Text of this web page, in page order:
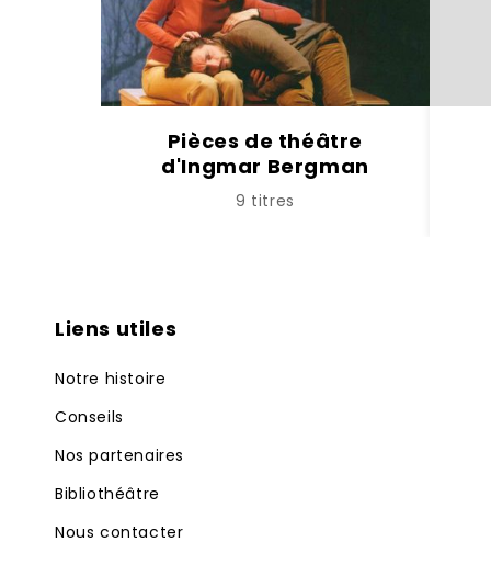
Pièces de théâtre
d'Ingmar Bergman
9 titres
Liens utiles
Notre histoire
Conseils
Nos partenaires
Bibliothéâtre
Nous contacter